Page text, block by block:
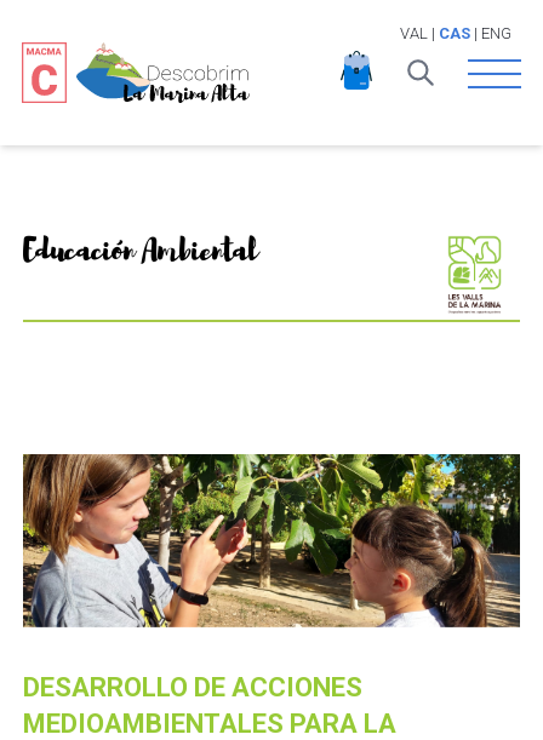
VAL | CAS| ENG
Open
Educación Ambiental
DESARROLLO DE ACCIONES
MEDIOAMBIENTALES PARA LA